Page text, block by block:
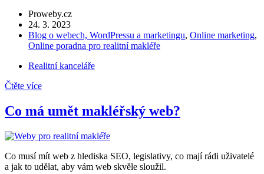
Proweby.cz
24. 3. 2023
Blog o webech, WordPressu a marketingu, Online marketing,
Online poradna pro realitní makléře
Realitní kanceláře
Čtěte více
Co má umět makléřský web?
Co musí mít web z hlediska SEO, legislativy, co mají rádi uživatelé
a jak to udělat, aby vám web skvěle sloužil.